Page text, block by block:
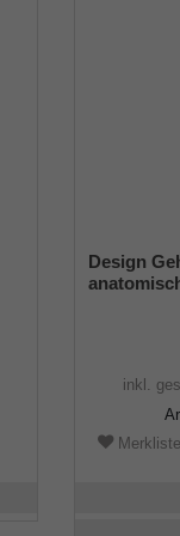
Design
belastbar
inkl.
Merkliste